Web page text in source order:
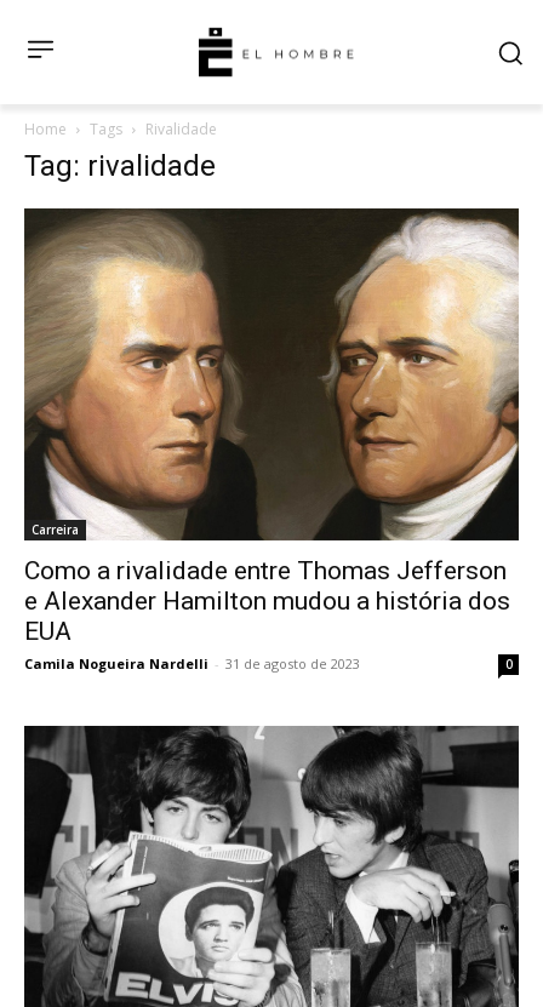
Home Tags Rivalidade
Tag: rivalidade
Carreira
Como a rivalidade entre Thomas Jefferson
e Alexander Hamilton mudou a história dos
EUA
Camila Nogueira Nardelli - 31 de agosto de 2023 0